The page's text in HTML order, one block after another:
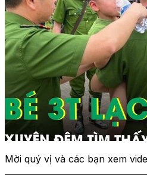
Mời quý vị và các bạn xem